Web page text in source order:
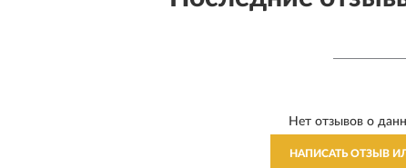
Нет отзывов о
НАПИСАТЬ ОТЗЫВ